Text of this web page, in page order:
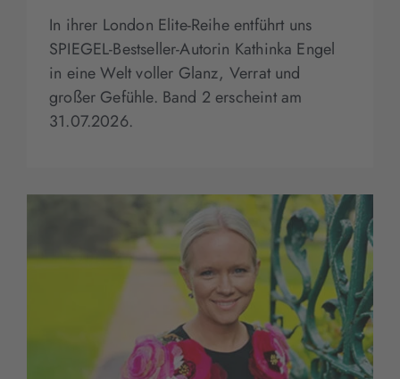
In ihrer London Elite-Reihe entführt uns
SPIEGEL-Bestseller-Autorin Kathinka Engel
in eine Welt voller Glanz, Verrat und
großer Gefühle. Band 2 erscheint am
31.07.2026.